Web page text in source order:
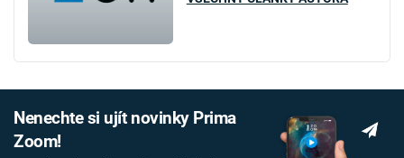
Nenechte si ujít novinky Prima
Zoom!